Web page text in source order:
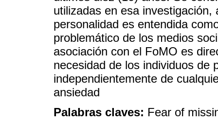
utilizadas en esa
personalidad es entendida
problemático de los medios
asociación con el FoMO es
necesidad de los individuos de
independientemente de
ansiedad
Palabras claves: Fear of